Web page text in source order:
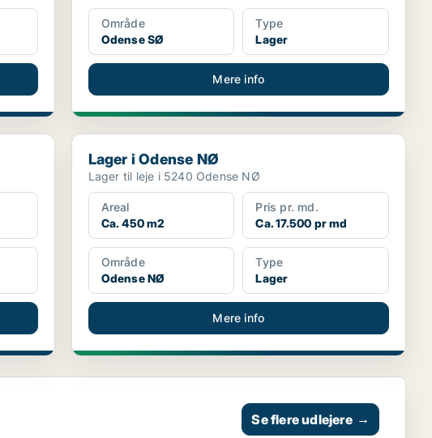
Område
Odense SØ
Type
Lager
Mere info
Lager i Odense NØ
Lager i Odense NØ
Lager til leje i 5240 Odense NØ
Areal
Ca. 450 m2
Pris pr. md.
Ca. 17.500 pr md
Område
Odense NØ
Type
Lager
Mere info
Se flere udlejere →